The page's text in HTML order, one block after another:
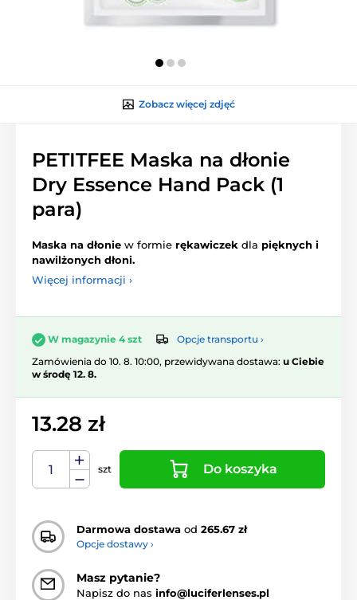
Zobacz więcej zdjęć
PETITFEE Maska na dłonie
Dry Essence Hand Pack (1
para)
Maska na dłonie w formie rękawiczek dla pięknych i
nawilżonych dłoni.
Więcej informacji ›
W magazynie 4 szt
Opcje transportu ›
Zamówienia do 10. 8. 10:00, przewidywana dostawa: u Ciebie
w środę 12. 8.
13.28 zł
szt Do koszyka
Darmowa dostawa od 265.67 zł
Opcje dostawy ›
Masz pytanie?
Napisz do nas info@luciferlenses.pl